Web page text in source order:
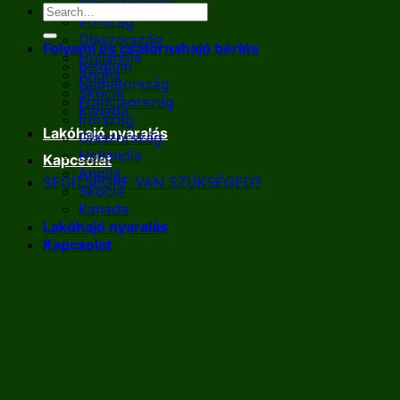
Franciaország
Írország
Olaszország
Hollandia
Anglia
Skócia
Kanada
Lakóhajó nyaralás
Kapcsolat
SEGÍTSÉGRE VAN SZÜKSÉGED?
Folyami és csatornahajó bérlés
Belgium
Németország
Franciaország
Írország
Olaszország
Hollandia
Anglia
Skócia
Kanada
Lakóhajó nyaralás
Kapcsolat